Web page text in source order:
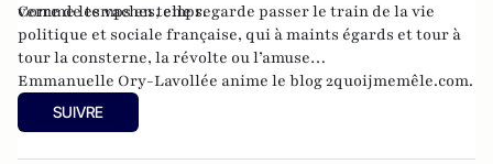
verre de temps en temps.
Comme les vaches, elle regarde passer le train de la vie
politique et sociale française, qui à maints égards et tour à
tour la consterne, la révolte ou l’amuse…
Emmanuelle Ory-Lavollée anime le blog2quoijmemêle.com.
SUIVRE